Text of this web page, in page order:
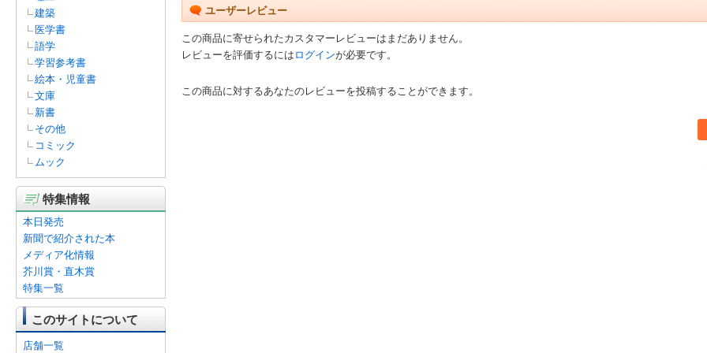
建築
医学書
語学
学習参考書
絵本・児童書
文庫
新書
その他
コミック
ムック
特集情報
本日発売
新聞で紹介された本
メディア化情報
芥川賞・直木賞
特集一覧
このサイトについて
店舗一覧
ユーザーレビュー
この商品に寄せられたカスタマーレビューはまだありません。
レビューを評価するには ログインが必要です。
この商品に対するあなたのレビューを投稿することができます。